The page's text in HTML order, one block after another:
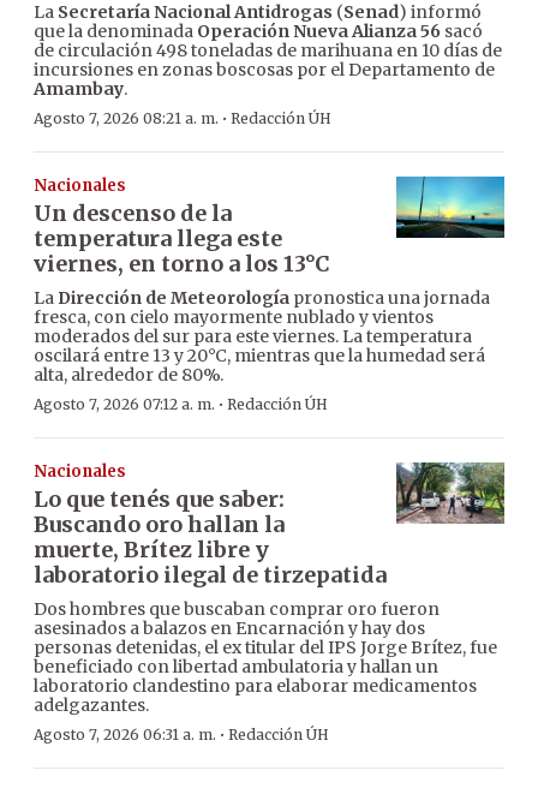
La Secretaría Nacional Antidrogas (Senad) informó
que la denominada Operación Nueva Alianza 56 sacó
de circulación 498 toneladas de marihuana en 10 días de
incursiones en zonas boscosas por el Departamento de
Amambay.
Agosto 7, 2026 08:21 a. m. · Redacción ÚH
Nacionales
Un descenso de la
temperatura llega este
viernes, en torno a los 13°C
La Dirección de Meteorología pronostica una jornada
fresca, con cielo mayormente nublado y vientos
moderados del sur para este viernes. La temperatura
oscilará entre 13 y 20°C, mientras que la humedad será
alta, alrededor de 80%.
Agosto 7, 2026 07:12 a. m. · Redacción ÚH
Nacionales
Lo que tenés que saber:
Buscando oro hallan la
muerte, Brítez libre y
laboratorio ilegal de tirzepatida
Dos hombres que buscaban comprar oro fueron
asesinados a balazos en Encarnación y hay dos
personas detenidas, el ex titular del IPS Jorge Brítez, fue
beneficiado con libertad ambulatoria y hallan un
laboratorio clandestino para elaborar medicamentos
adelgazantes.
Agosto 7, 2026 06:31 a. m. · Redacción ÚH